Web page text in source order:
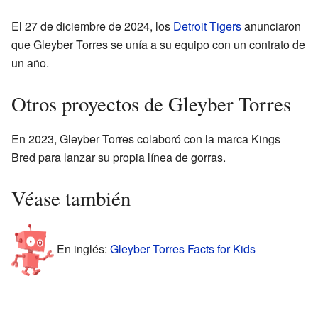
El 27 de diciembre de 2024, los Detroit Tigersanunciaron
que Gleyber Torres se unía a su equipo con un contrato de
un año.
Otros proyectos de Gleyber Torres
En 2023, Gleyber Torres colaboró con la marca Kings
Bred para lanzar su propia línea de gorras.
Véase también
En inglés: Gleyber Torres Facts for Kids